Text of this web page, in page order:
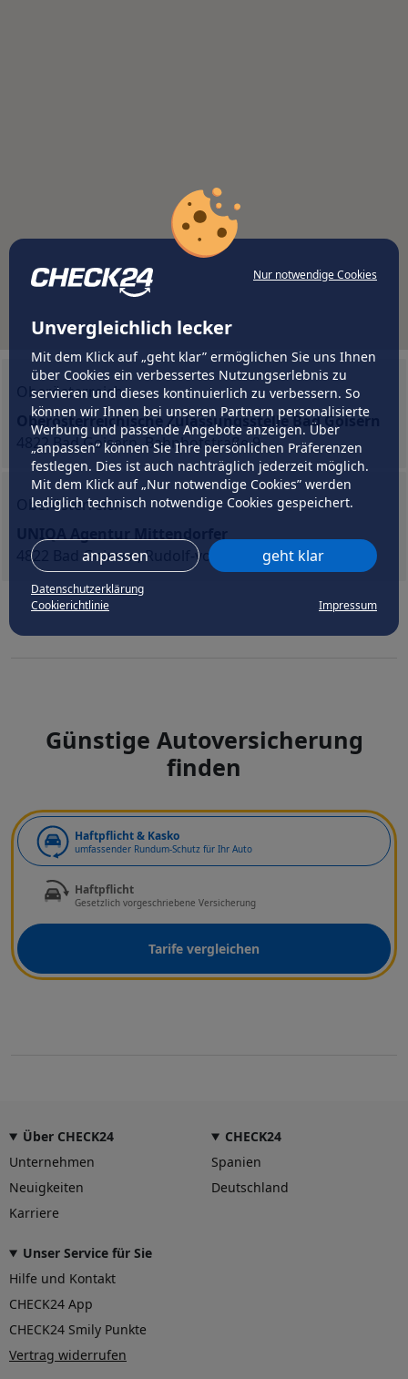
Nur notwendige Cookies
Unvergleichlich lecker
Mit dem Klick auf „geht klar” ermöglichen Sie uns Ihnen
über Cookies ein verbessertes Nutzungserlebnis zu
servieren und dieses kontinuierlich zu verbessern. So
können wir Ihnen bei unseren Partnern personalisierte
Werbung und passende Angebote anzeigen. Über
„anpassen” können Sie Ihre persönlichen Präferenzen
festlegen. Dies ist auch nachträglich jederzeit möglich.
Mit dem Klick auf „Nur notwendige Cookies” werden
lediglich technisch notwendige Cookies gespeichert.
anpassen geht klar
Datenschutzerklärung
Cookierichtlinie
Impressum
Oberösterreich
Oberösterreichische Zulassungsstelle Bad Goisern
4822 Bad Goisern, Bahnhofstraße 9
Oberösterreich
4822 Bad Goisern, Rudolf-von-Alt-Weg 13b
Günstige Autoversicherung
finden
Haftpflicht & Kasko
umfassender Rundum-Schutz für Ihr Auto
Haftpflicht
Gesetzlich vorgeschriebene Versicherung
Tarife vergleichen
Über CHECK24
Unternehmen
Neuigkeiten
Karriere
CHECK24
Spanien
Deutschland
Unser Service für Sie
Hilfe und Kontakt
CHECK24 App
CHECK24 Smily Punkte
Vertrag widerrufen